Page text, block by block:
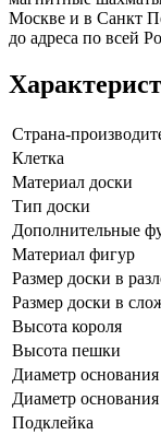
Москве и в Санкт
до адреса по всей
Страна-
Клетка
Материал доски
Тип доски
Дополнительные
Материал фигур
Размер доски в
Размер доски в
Высота короля
Высота пешки
Диаметр
Диаметр
Подклейка